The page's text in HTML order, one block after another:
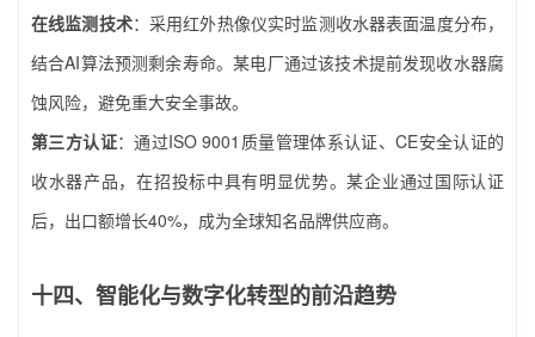
在线监测技术：采用红外热像仪实时监测收水器表面温度分布，
结合AI算法预测剩余寿命。某电厂通过该技术提前发现收水器腐
蚀风险，避免重大安全事故。
第三方认证：通过ISO 9001质量管理体系认证、CE安全认证的
收水器产品，在招投标中具有明显优势。某企业通过国际认证
后，出口额增长40%，成为全球知名品牌供应商。
十四、智能化与数字化转型的前沿趋势